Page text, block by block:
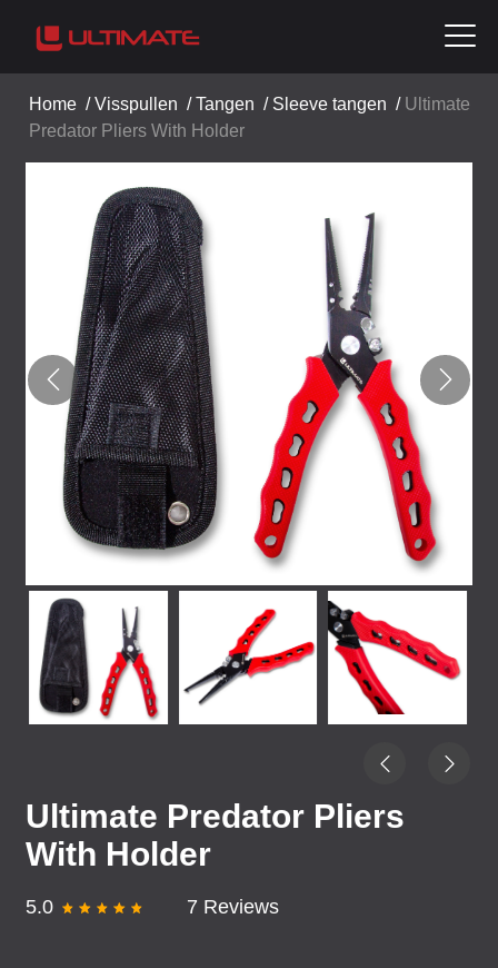
Home /Visspullen /Tangen / Sleeve tangen / Ultimate
Predator Pliers With Holder
Ultimate Predator Pliers
With Holder
5.0 7 Reviews